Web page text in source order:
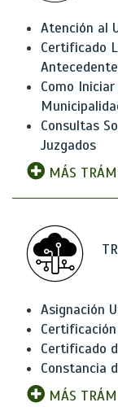
Atención al
Certificado
Como
Consultas
Juzgados
MÁS
Asignación
Certificación
Certificado
Constancia
MÁS